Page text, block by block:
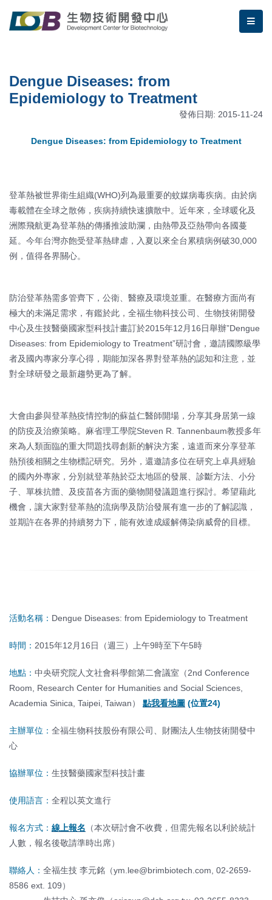
生物技術開發中心 | Dengue
Dengue Diseases: from
Epidemiology to Treatment
發佈日期: 2015-11-24
Dengue Diseases: from Epidemiology to Treatment
登革熱被世界衛生組織(WHO)列為最重要的蚊媒病毒疾病。由於病
毒載體在全球之散佈，疾病持續快速擴散中。近年來，全球暖化及
洲際飛航更為登革熱的傳播推波助瀾，由熱帶及亞熱帶向各國蔓
延。今年台灣亦飽受登革熱肆虐，入夏以來全台累積病例破30,000
例，值得各界關心。
防治登革熱需多管齊下，公衛、醫療及環境並重。在醫療方面尚有
極大的未滿足需求，有鑑於此，全福生物科技公司、生物技術開發
中心及生技醫藥國家型科技計畫訂於2015年12月16日舉辦”Dengue
Diseases: from Epidemiology to Treatment”研討會，邀請國際級學
者及國內專家分享心得，期能加深各界對登革熱的認知和注意，並
對全球研發之最新趨勢更為了解。
大會由參與登革熱疫情控制的蘇益仁醫師開場，分享其身居第一線
的防疫及治療策略。麻省理工學院Steven R. Tannenbaum教授多年
來為人類面臨的重大問題找尋創新的解決方案，遠道而來分享登革
熱預後相關之生物標記研究。另外，還邀請多位在研究上卓具經驗
的國內外專家，分別就登革熱於亞太地區的發展、診斷方法、小分
子、單株抗體、及疫苗各方面的藥物開發議題進行探討。希望藉此
機會，讓大家對登革熱的流病學及防治發展有進一步的了解認識，
並期許在各界的持續努力下，能有效達成緩解傳染病威脅的目標。
活動名稱： Dengue Diseases: from Epidemiology to Treatment
時間： 2015年12月16日（週三）上午9時至下午5時
地點： 中央研究院人文社會科學館第二會議室（2nd Conference
Room, Research Center for Humanities and Social Sciences,
Academia Sinica, Taipei, Taiwan） 點我看地圖 (位置24)
主辦單位： 全福生物科技股份有限公司、財團法人生物技術開發中
心
協辦單位： 生技醫藥國家型科技計畫
使用語言： 全程以英文進行
報名方式： 線上報名 （本次研討會不收費，但需先報名以利於統計
人數，報名後敬請準時出席）
聯絡人： 全福生技 李元銘（ym.lee@brimbiotech.com, 02-2659-
8586 ext. 109）